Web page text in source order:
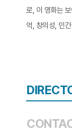
로, 이 영화는
억, 창의성, 인